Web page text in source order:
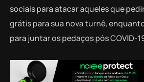
sociais para atacar aqueles que
grátis para sua nova turnê,
para juntar os pedaços pós COVID-